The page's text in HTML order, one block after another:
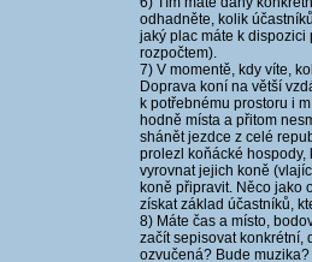
odhadněte, kolik
jaký plac máte k
rozpočtem).
7) V momentě, kdy víte,
Doprava koní na větší
k potřebnému prostoru i
hodně místa a přitom
shánět jezdce z celé
prolezl koňácké hospody,
vyrovnat jejich koně
koně připravit. Něco jako
získat základ účastníků,
8) Máte čas a místo,
začít sepisovat konkrétní,
ozvučená? Bude